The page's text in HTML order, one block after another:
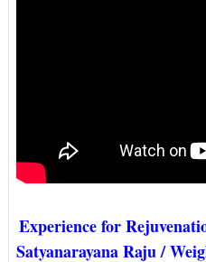
Experience for
Satyanarayana Raju /